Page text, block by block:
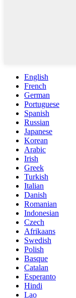
English
French
German
Portuguese
Spanish
Russian
Japanese
Korean
Arabic
Irish
Greek
Turkish
Italian
Danish
Romanian
Indonesian
Czech
Afrikaans
Swedish
Polish
Basque
Catalan
Esperanto
Hindi
Lao